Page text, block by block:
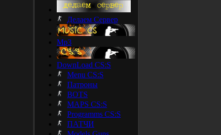
Делаем Сервер
Mp3
DownLoad CS:S
Menu CS:S
Патроны
BOTS
MAPS CS:S
Programms CS:S
ПАТЧИ